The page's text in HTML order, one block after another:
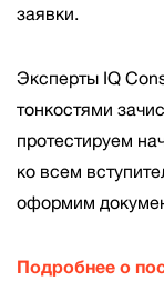
заявки.
Эксперты IQ
тонкостями
протестируем
ко всем
оформим
Подробнее о